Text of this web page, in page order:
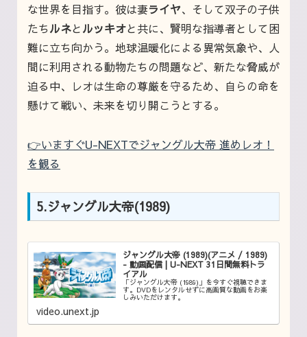
な世界を目指す。彼は妻ライヤ、そして双子の子供
たちルネとルッキオと共に、賢明な指導者として困
難に立ち向かう。地球温暖化による異常気象や、人
間に利用される動物たちの問題など、新たな脅威が
迫る中、レオは生命の尊厳を守るため、自らの命を
懸けて戦い、未来を切り開こうとする。
👉いますぐU-NEXTでジャングル大帝 進めレオ！
を観る
5.ジャングル大帝(1989)
ジャングル大帝 (1989)(アニメ / 1989)
- 動画配信 | U-NEXT 31日間無料トラ
イアル
「ジャングル大帝 (1989)」を今すぐ視聴できま
す。DVDをレンタルせずに高画質な動画をお楽
しみいただけます。
video.unext.jp